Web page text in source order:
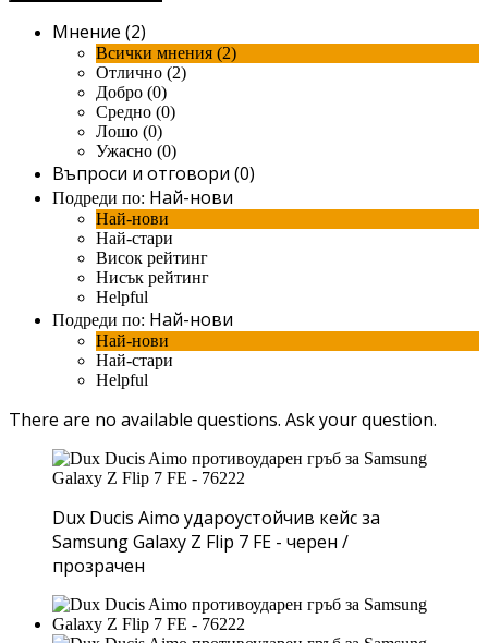
Мнение (2)
Всички мнения (2)
Отлично (2)
Добро (0)
Средно (0)
Лошо (0)
Ужасно (0)
Въпроси и отговори (0)
Подреди по: Най-нови
Най-нови
Най-стари
Висок рейтинг
Нисък рейтинг
Helpful
Подреди по: Най-нови
Най-нови
Най-стари
Helpful
There are no available questions. Ask your question.
Dux Ducis Aimo удароустойчив кейс за
Samsung Galaxy Z Flip 7 FE - черен /
прозрачен